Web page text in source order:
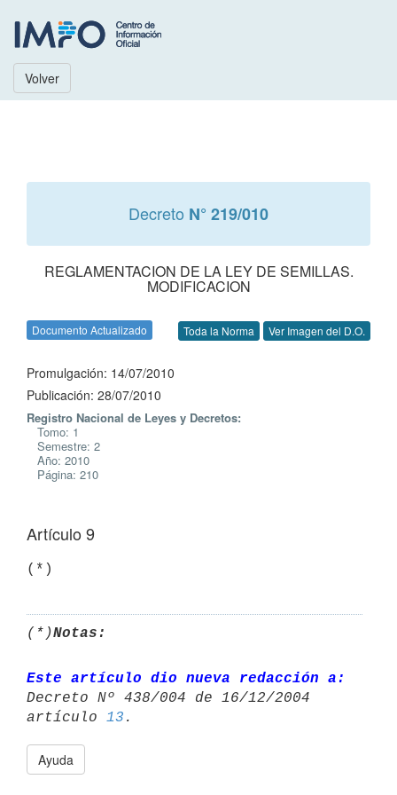
Volver
Decreto N° 219/010
REGLAMENTACION DE LA LEY DE SEMILLAS.
MODIFICACION
Documento Actualizado Toda la Norma Ver Imagen del D.O.
Promulgación: 14/07/2010
Publicación: 28/07/2010
Registro Nacional de Leyes y Decretos:
Tomo: 1
Semestre: 2
Año: 2010
Página: 210
Artículo 9
(*)
(*)Notas:
Este artículo dio nueva redacción a:
Decreto Nº 438/004 de 16/12/2004
artículo 13
Ayuda